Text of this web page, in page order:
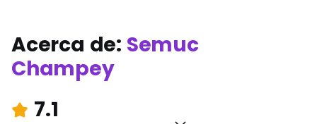
Acerca de: Semuc
Champey
7.1